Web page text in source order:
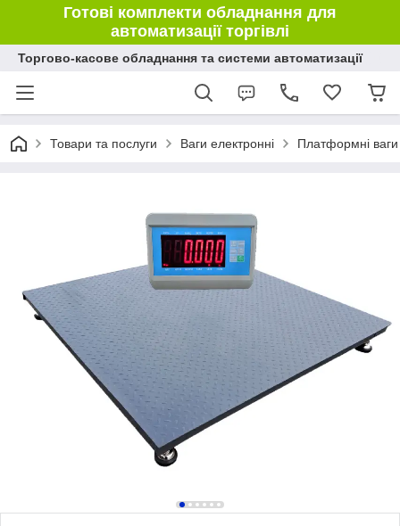
Готові комплекти обладнання для
автоматизації торгівлі
Торгово-касове обладнання та системи автоматизації
Товари та послуги Ваги електронні Платформні ваги